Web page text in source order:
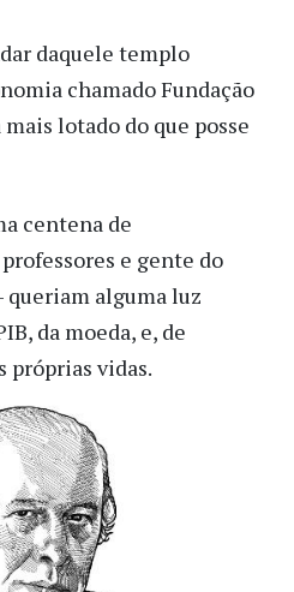
daquele templo
chamado Fundação
lotado do que posse
centena de
e gente do
alguma luz
da moeda, e, de
próprias vidas.